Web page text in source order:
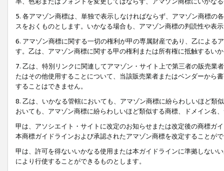
5. 各アマゾン商標は、単独で表示しなければならず、アマゾン商標
スをおくものとします。いかなる場合も、アマゾン商標の判読性や表
6. アマゾン商標に関する一切の権利が甲の専属財産であり、乙による
す。乙は、アマゾン商標に関する甲の権利または所有権に抵触するい
7. 乙は、特別リンクに関連してアマゾン・サイト上で第三者の販売
たはその他使用することについて、当該販売業者またはベンダーから
することはできません。
8. 乙は、いかなる管轄においても、アマゾン商標に紛らわしいほど類
おいても、アマゾン商標に紛らわしいほど類似する商標、ドメイン名
甲は、アソシエイト・サイトに改定のお知らせまたは改定後の商標ガ
本商標ガイドラインおよび承認されたアマゾン商標を改定することが
甲は、許可を得ないいかなる使用または本ガイドラインに準拠しない
により行使することができるものとします。